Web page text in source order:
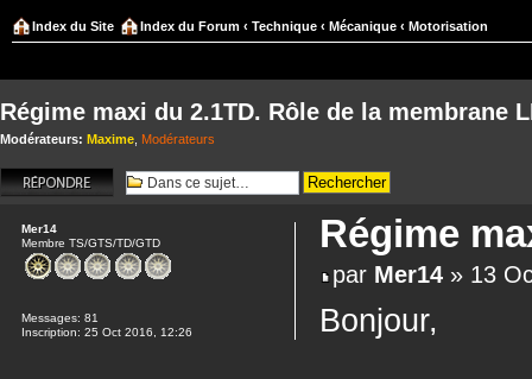
Index du Site Index du Forum ‹ Technique ‹ Mécanique ‹ Motorisation
Régime maxi du 2.1TD. Rôle de la membrane
Modérateurs: Maxime Modérateurs
Répondre
Régime
par Mer14 » 13
Bonjour,
Mer14
Membre TS/GTS/TD/GTD
Messages: 81
Inscription: 25 Oct 2016, 12:26